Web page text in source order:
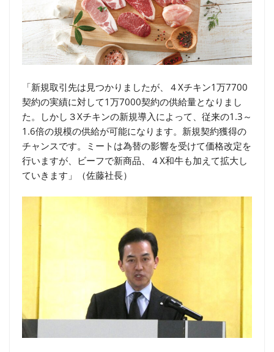
「新規取引先は見つかりましたが、４Xチキン1万7700
契約の実績に対して1万7000契約の供給量となりまし
た。しかし３Xチキンの新規導入によって、従来の1.3～
1.6倍の規模の供給が可能になります。新規契約獲得の
チャンスです。ミートは為替の影響を受けて価格改定を
行いますが、ビーフで新商品、４X和牛も加えて拡大し
ていきます」（佐藤社長）